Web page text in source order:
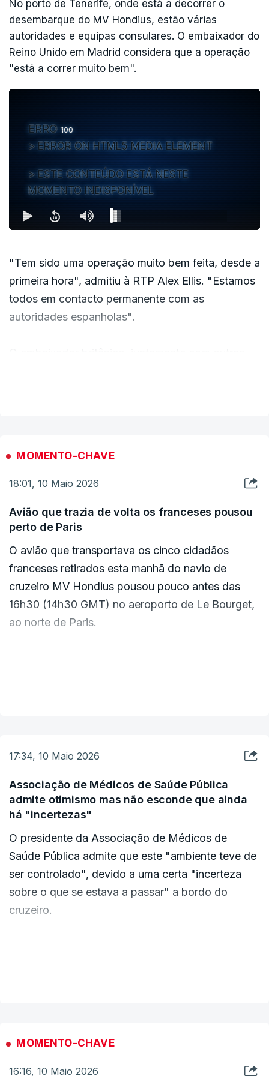
No porto de Tenerife, onde está a decorrer o
desembarque do MV Hondius, estão várias
autoridades e equipas consulares. O embaixador do
Reino Unido em Madrid considera que a operação
"está a correr muito bem".
ERRO100
ERROR ON HTML5 MEDIA ELEMENT
ESTE CONTEÚDO ESTÁ NESTE
MOMENTO INDISPONÍVEL
"Tem sido uma operação muito bem feita, desde a
primeira hora", admitiu à RTP Alex Ellis. "Estamos
todos em contacto permanente com as
autoridades espanholas".
depois, com toda a ajuda das autoridades locais,
vão entrar no avião e seguem para o Reino
MOMENTO-CHAVE
18:01, 10 Maio 2026
Avião que trazia de volta os franceses pousou
perto de Paris
O avião que transportava os cinco cidadãos
franceses retirados esta manhã do navio de
cruzeiro MV Hondius pousou pouco antes das
16h30 (14h30 GMT) no aeroporto de Le Bourget,
ao norte de Paris.
17:34, 10 Maio 2026
Associação de Médicos de Saúde Pública
admite otimismo mas não esconde que ainda
há "incertezas"
O presidente da Associação de Médicos de
Saúde Pública admite que este "ambiente teve de
ser controlado", devido a uma certa "incerteza
sobre o que se estava a passar" a bordo do
cruzeiro.
diminui o risco para a saúde das próprias e para
MOMENTO-CHAVE
16:16, 10 Maio 2026